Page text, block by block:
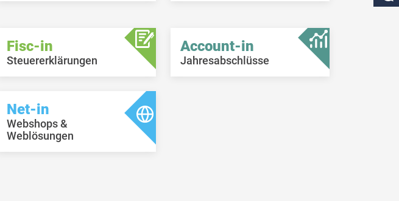
Fisc-in
Steuererklärungen
Account-in
Jahresabschlüsse
Net-in
Webshops &
Weblösungen